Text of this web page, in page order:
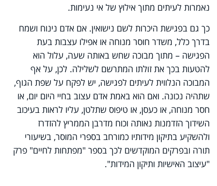
נאמרות לעיתים מתוך אילוץ של אי נעימות.
כך גם בפגישת היכרות לשם נישואין. אם אדם נינוח ושמח
בדרך כלל, משדר חוסר מנוחה או אפילו עצבות בעת
הפגישה – מתוך מבוכה שחש באותה שעה, עלול הוא
להטעות בכך את זולתו המתרשם לשלילה. לכן, על אף
המבוכה הנלווית לעיתים לפגישה, יש לפקח על שפת הגוף,
שתהיה נכונה. ואם הוא באמת אדם עצוב בחיי היום יום, או
חסר מנוחה, או כעסן, או טיפוס שתלטן, עליו לראות בעיכוב
השידוך הזדמנות נאותה וכוח מדרבן הממריץ להזדרז
ולהשקיע בתיקון מידותיו כמורחב בספרי המוסר, בשיעורי
תורה ובפרקים המוקדשים לכך בספר "מפתחות לחיים" פרק
"עיצוב האישיות ותיקון המידות".